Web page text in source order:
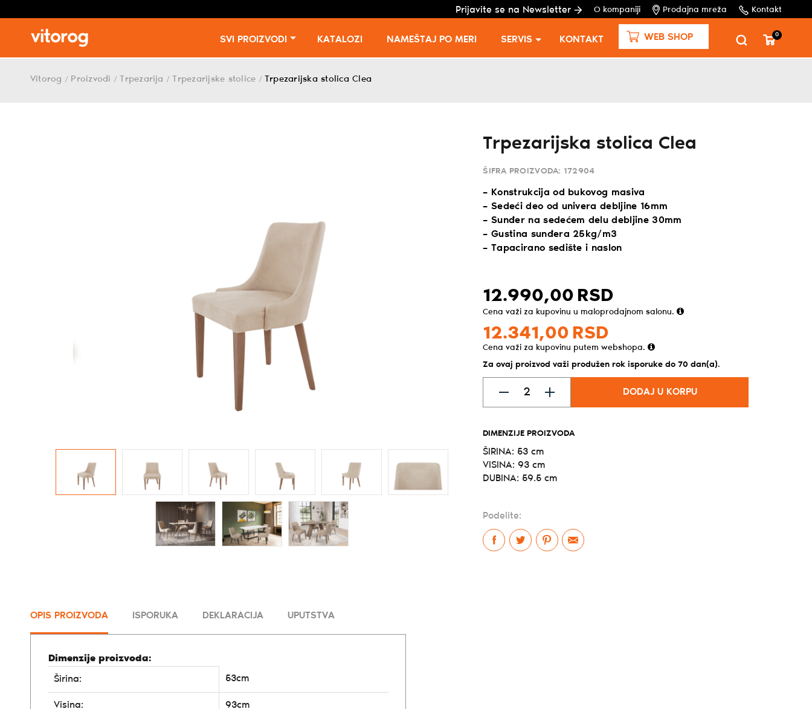
Prijavite se na Newsletter O kompaniji Prodajna mreža Kontakt
SVI PROIZVODI KATALOZI NAMEŠTAJ PO MERI SERVIS KONTAKT WEB SHOP 0
Vitorog / Proizvodi / Trpezarija / Trpezarijske stolice / Trpezarijska stolica Clea
Trpezarijska stolica Clea
ŠIFRA PROIZVODA: 172904
– Konstrukcija od bukovog masiva
– Sedeći deo od univera debljine 16mm
– Sunđer na sedećem delu debljine 30mm
– Gustina sunđera 25kg/m3
– Tapacirano sedište i naslon
12.990,00 RSD
Cena važi za kupovinu u maloprodajnom salonu.
12.341,00 RSD
Cena važi za kupovinu putem webshopa.
Za ovaj proizvod važi produžen rok isporuke do 70 dan(a).
DODAJ U KORPU
DIMENZIJE PROIZVODA
ŠIRINA: 53 cm
VISINA: 93 cm
DUBINA: 59.5 cm
Podelite:
OPIS PROIZVODA ISPORUKA DEKLARACIJA UPUTSTVA
Dimenzije proizvoda:
Širina:
53cm
Visina: 93cm